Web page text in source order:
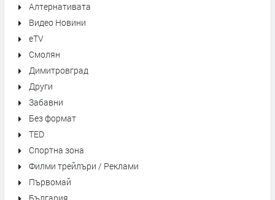
Алтернативата
Видео Новини
eTV
Смолян
Димитровград
Други
Забавни
Без формат
TED
Спортна зона
Филми трейлъри / Реклами
Първомай